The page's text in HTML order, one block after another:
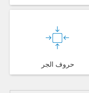
حروف الجر